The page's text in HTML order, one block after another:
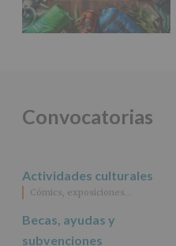
Convocatorias
Actividades culturales
Cómics, exposiciones…
Becas, ayudas y
subvenciones